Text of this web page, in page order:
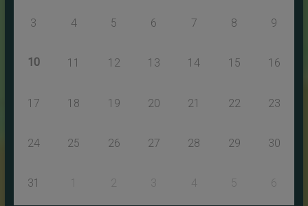
3 4 5 6 7 8 9
10 11 12 13 14 15 16
17 18 19 20 21 22 23
24 25 26 27 28 29 30
31 2 3 5 6